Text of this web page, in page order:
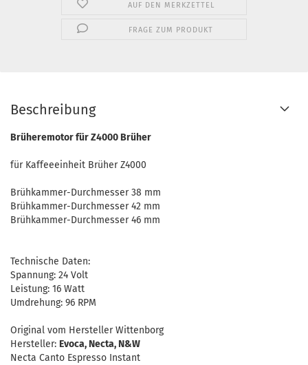
AUF DEN MERKZETTEL
FRAGE ZUM PRODUKT
Beschreibung
Brüheremotor für Z4000 Brüher
für Kaffeeeinheit Brüher Z4000
Brühkammer-Durchmesser 38 mm
Brühkammer-Durchmesser 42 mm
Brühkammer-Durchmesser 46 mm
Technische Daten:
Spannung: 24 Volt
Leistung: 16 Watt
Umdrehung: 96 RPM
Original vom Hersteller Wittenborg
Hersteller: Evoca, Necta, N&W
Necta Canto Espresso Instant